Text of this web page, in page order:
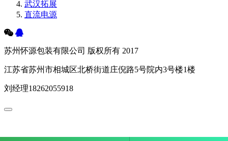
武汉拓展
直流电源
苏州怀源包装有限公司 版权所有 2017
江苏省苏州市相城区北桥街道庄倪路5号院内3号楼1楼
刘经理18262055918